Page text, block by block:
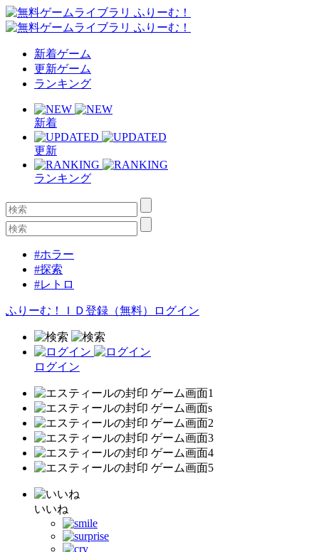
新着ゲーム
更新ゲーム
ランキング
新着
更新
ランキング
#ホラー
#探索
#レトロ
ふりーむ！ＩＤ登録（無料） ログイン
ログイン
いいね